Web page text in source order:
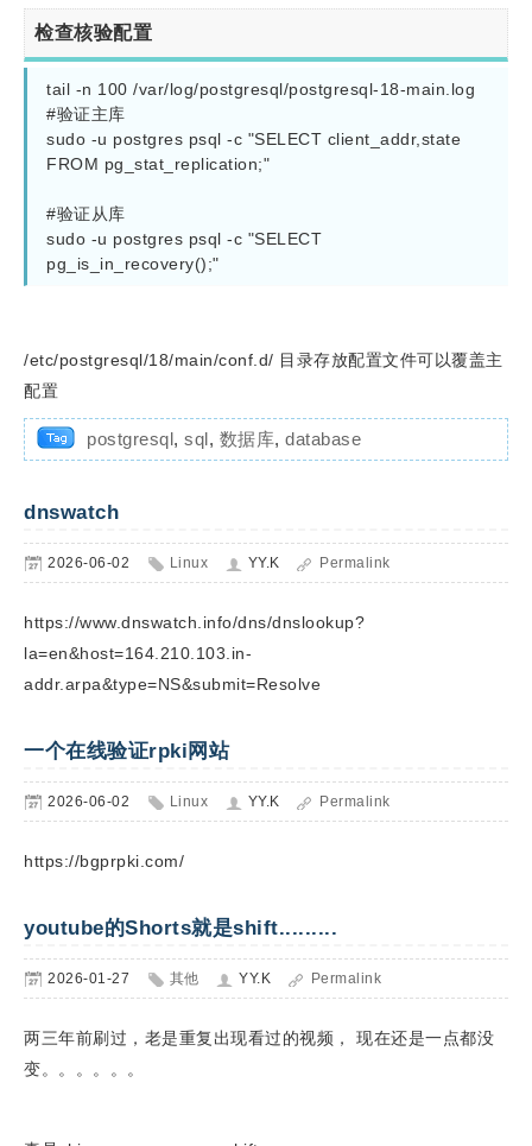
检查核验配置
tail -n 100 /var/log/postgresql/postgresql-18-main.log
#验证主库
sudo -u postgres psql -c "SELECT client_addr,state
FROM pg_stat_replication;"
#验证从库
sudo -u postgres psql -c "SELECT
pg_is_in_recovery();"
/etc/postgresql/18/main/conf.d/ 目录存放配置文件可以覆盖主
配置
postgresql, sql, 数据库, database
dnswatch
2026-06-02 Linux YY.K Permalink
https://www.dnswatch.info/dns/dnslookup?
la=en&host=164.210.103.in-
addr.arpa&type=NS&submit=Resolve
一个在线验证rpki网站
2026-06-02 Linux YY.K Permalink
https://bgprpki.com/
youtube的Shorts就是shift.........
2026-01-27 其他 YY.K Permalink
两三年前刷过，老是重复出现看过的视频， 现在还是一点都没
变。。。。。。